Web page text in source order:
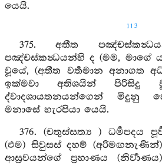
යෙයි.
113
375. අතීත
පඤ්චස්කන්‍ධයන්හි ද (මම, මාගේ
වූයේ, (අතීත වර්‍තමාන අනාගත
ඉක්මවා අතිශයින් පිරිසිදු
ද්වාදශායතනයන්ගෙන්
මනාසේ හැරපියා යෙයි.
376. (චතුස්සත්‍ය ) ධර්‍මපදය
(එම) සිවුසස් දහම් (අරිමඟනැණින්)
ආස්‍රවයන්ගේ ප්‍රහාණය